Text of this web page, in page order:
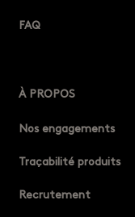
FAQ
À PROPOS
Nos engagements
Traçabilité produits
Recrutement